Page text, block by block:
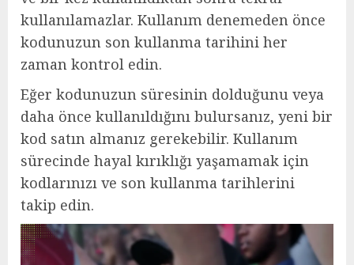
kullanılamazlar. Kullanım denemeden önce
kodunuzun son kullanma tarihini her
zaman kontrol edin.
Eğer kodunuzun süresinin dolduğunu veya
daha önce kullanıldığını bulursanız, yeni bir
kod satın almanız gerekebilir. Kullanım
sürecinde hayal kırıklığı yaşamamak için
kodlarınızı ve son kullanma tarihlerini
takip edin.